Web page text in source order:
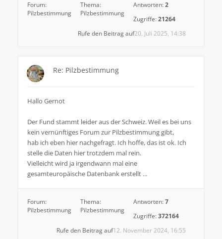
Forum:
Pilzbestimmung
Thema:
Pilzbestimmung
Antworten:2
Zugriffe:21264
20. Juli 2025, 14:38
Rufe den Beitrag auf
Re: Pilzbestimmung
Hallo Gernot
Der Fund stammt leider aus der Schweiz. Weil es bei uns
kein vernünftiges Forum zur Pilzbestimmung gibt,
hab ich eben hier nachgefragt. Ich hoffe, das ist ok. Ich
stelle die Daten hier trotzdem mal rein.
Vielleicht wird ja irgendwann mal eine
gesamteuropäische Datenbank erstellt ...
Forum:
Pilzbestimmung
Thema:
Pilzbestimmung
Antworten:7
Zugriffe:372164
12. November 2024, 16:55
Rufe den Beitrag auf